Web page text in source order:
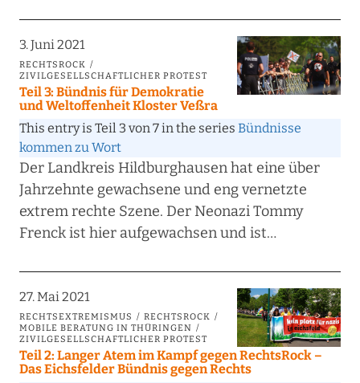
3. Juni 2021
RECHTSROCK
ZIVILGESELLSCHAFTLICHER PROTEST
Teil 3: Bündnis für Demokratie
und Weltoffenheit Kloster Veßra
This entry is Teil 3 von 7 in the series Bündnisse
kommen zu Wort
Der Landkreis Hildburghausen hat eine über
Jahrzehnte gewachsene und eng vernetzte
extrem rechte Szene. Der Neonazi Tommy
Frenck ist hier aufgewachsen und ist…
27. Mai 2021
RECHTSEXTREMISMUS
RECHTSROCK
MOBILE BERATUNG IN THÜRINGEN
ZIVILGESELLSCHAFTLICHER PROTEST
Teil 2: Langer Atem im Kampf gegen RechtsRock –
Das Eichsfelder Bündnis gegen Rechts